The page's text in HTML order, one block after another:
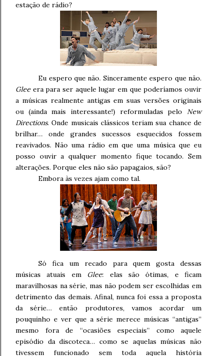
estação de rádio?
Eu espero que não. Sinceramente espero que não.
Glee era para ser aquele lugar em que poderíamos ouvir
a músicas realmente antigas em suas versões originais
ou (ainda mais interessante!) reformuladas pelo New
Directions. Onde musicais clássicos teriam sua chance de
brilhar… onde grandes sucessos esquecidos fossem
reavivados. Não uma rádio em que uma música que eu
posso ouvir a qualquer momento fique tocando. Sem
alterações. Porque eles não são papagaios, são?
Embora às vezes ajam como tal.
Só fica um recado para quem gosta dessas
músicas atuais em Glee: elas são ótimas, e ficam
maravilhosas na série, mas não podem ser escolhidas em
detrimento das demais. Afinal, nunca foi essa a proposta
da série… então produtores, vamos acordar um
pouquinho e ver que a série merece músicas “antigas”
mesmo fora de “ocasiões especiais” como aquele
episódio da discoteca… como se aquelas músicas não
tivessem funcionado sem toda aquela história